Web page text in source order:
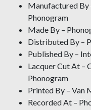
Manufactured By
Phonogram
Made By –
Distributed By –
Published By –
Lacquer Cut At –
Phonogram
Printed By – Van
Recorded At –